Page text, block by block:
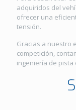
adquiridos del
ofrecer una
tensión.
Gracias a nuestro
competición,
ingeniería de pista